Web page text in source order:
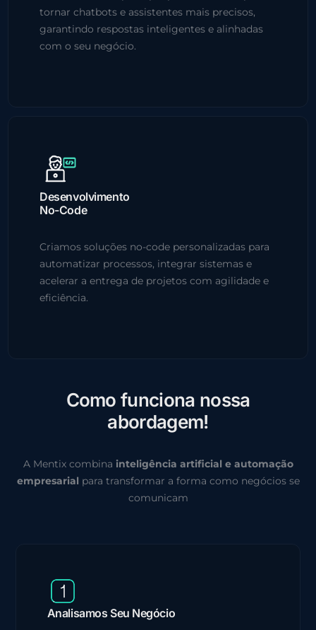
tornar chatbots e assistentes mais precisos,
garantindo respostas inteligentes e alinhadas
com o seu negócio.
Desenvolvimento
No-Code
Criamos soluções no-code personalizadas para
automatizar processos, integrar sistemas e
acelerar a entrega de projetos com agilidade e
eficiência.
Como funciona nossa
abordagem!
A Mentix combina inteligência artificial e automação
empresarial para transformar a forma como negócios se
comunicam
Analisamos Seu Negócio